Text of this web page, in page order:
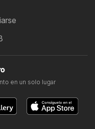
en un solo lugar